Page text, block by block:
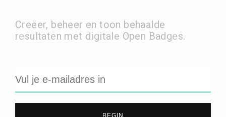
Creëer, beheer en toon behaalde
resultaten met digitale Open Badges.
BEGIN